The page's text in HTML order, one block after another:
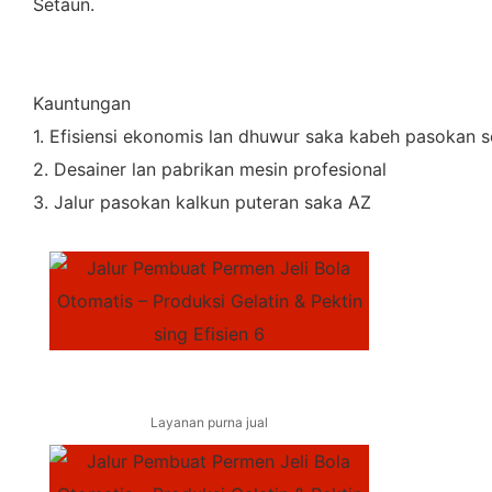
Kauntungan
1. Efisiensi ekonomis lan dhuwur saka kabeh pasokan
2. Desainer lan pabrikan mesin profesional
3. Jalur pasokan kalkun puteran saka AZ
Layanan purna jual